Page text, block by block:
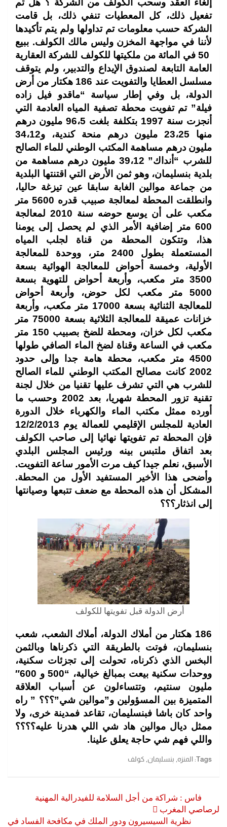
إلغاء العقد وسحب الكولف من الشركة ؟ هل تم
تفعيل ذلك، كل المعطيات تنفي ذلك، بل قامت
الشركة حسب معلومات تم تداولها ولم يتم تأكيدها
لأننا في مواجهة المخزن وليس مالك الكولف. ببيع
50 في المائة من ملكيتها للكولف للشركة العقارية
العامة التابعة لصندوق الإيداع والتدبير،ولم يتوقف
مسلسل العطايا والتفويت عند 186 هكتار من أرض
الدولة، بل وفي إطار سياسة “ماقدو فيل زاده
فيلة” تم تفويت محطة تصفية المياه العادمة التي
أنجزت سنة 1997 بتكلفة بلغت 96،5 مليون درهم
منها 23،25 مليون درهم منحة كندية، و34،12
مليون درهم مساهمة المكتب الوطني للماء الصالح
للشرب “أنداك” 39،12 مليون درهم مساهمة من
بلدية بنسليمان، وهو ثمن الأرض التي اقتنتها البلدية
من جماعة موالين الغابة سابقا عين تيزغة حاليا،
وانطلقت المحطة لمعالجة صبيب قدره 5600 متر
مكعب على أن يوسع حوضه سنة 2010 لمعالجة
600 متر إضافية الأمر الذي لم يحصل إلى يومنا
هذا، وتتكون المحطة من قناة لجلب المياه
المستعملة بطول 2400 متر، ووحدة للمعالجة
الأولية، وخمسة أحواض للمعالجة الهوائية بسعة
3500 متر مكعب، وأربعة أحواض للتهوية بسعة
5000 متر مكعب لكل حوض، وأربعة أحواض
للمعالجة الثنائية بسعة 17000 متر مكعب، وأربعة
خزانات عميقة للمعالجة الثلاثية بسعة 75000 متر
مكعب لكل خزان، ومحطة للضخ بصبيب 150 متر
مكعب في الساعة وقناة لضخ الماء الصافي طولها
4500 متر مكعب، محطة هامة جدا وإلى حدود
2002 كانت مصالح المكتب الوطني للماء الصالح
للشرب هي التي تشرف عليها تقنيا من خلال لجنة
تقنية تزور المحطة شهريا، بعد 2002 وحسب ما
أورده ممثل مكتب الماء والكهرباء خلال الدورة
العادية للمجلس الإقليمي للعمالة يوم 12/2/2013
فإن المحطة تم تفويتها نهائيا إلى صاحب الكولف
بعد اتفاق ملتبس بينه ورئيس المجلس البلدي
الأسبق، نعلم جيدا كيف مرت الأمور ساعة التفويت.
وأضحى هذا الأخير المستفيد الأول من المحطة.
المشكل أن هذه المحطة مع ضعف تتبعها وصيانتها
إلى انذثار؟؟؟
أرض الدولة قبل تفويتها للكولف
186 هكتار من أملاك الدولة، أملاك الشعب، شعب
بنسليمان، فوتت بالطريقة التي ذكرناها وبالثمن
البخس الذي ذكرناه، تحولت إلى تجزئات سكنية،
ووحدات سكنية بيعت بمبالغ خيالية، “500 و 600″
مليون سنتيم، وتتساءلون عن أسباب العلاقة
المتميزة بين المسؤولين و”موالين شي”؟؟؟ ” راه
واحد كان باشا فبنسليمان، تقاعد فمدينة خرى، ولا
ممثل ديال موالين هاد شي اللي هدرنا عليه؟؟؟؟
واللي فهم شي حاجة يعلق علينا.
Tags: المنزه, بنسليمان, كولف
تصفّح
المقالات
فاس : شراكة من أجل السلامة للفيدرالية المهنية
لرصاصي المغرب
نظرية السيسيرون ودور الملك في مكافحة الفساد في